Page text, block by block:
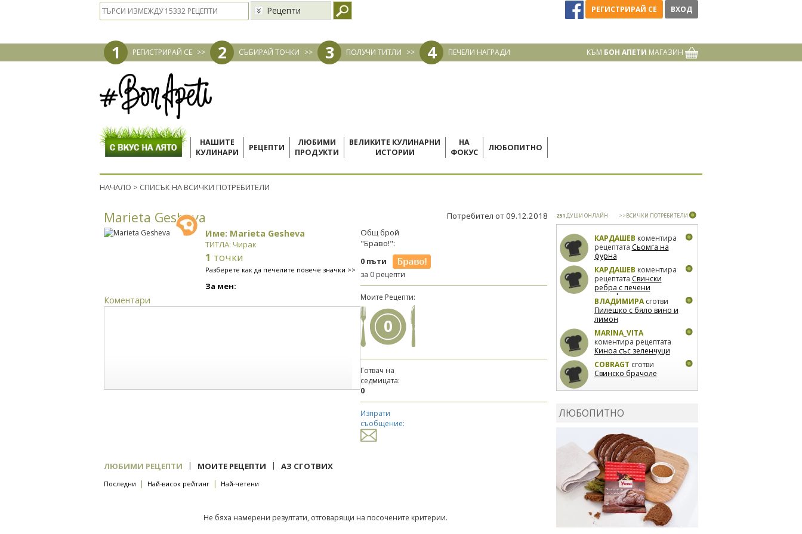
Рецепти РЕГИСТРИРАЙ СЕ ВХОД
1 РЕГИСТРИРАЙ СЕ >> 2 СЪБИРАЙ ТОЧКИ >> 3 ПОЛУЧИ ТИТЛИ >> 4 ПЕЧЕЛИ НАГРАДИ КЪМ БОН АПЕТИ МАГАЗИН
НАШИТЕ
КУЛИНАРИ
РЕЦЕПТИ
ЛЮБИМИ
ПРОДУКТИ
ВЕЛИКИТЕ КУЛИНАРНИ
ИСТОРИИ
НА
ФОКУС
ЛЮБОПИТНО
НАЧАЛО > СПИСЪК НА ВСИЧКИ ПОТРЕБИТЕЛИ
Marieta Gesheva Потребител от 09.12.2018
Име: Marieta Gesheva
ТИТЛА: Чирак
1 точки
Разберете как да печелите повече значки >>
За мен:
Коментари
Общ брой
"Браво!":
0 пъти
за 0 рецепти
Моите Рецепти:
0
Готвач на
седмицата:
0
Изпрати
съобщение:
ЛЮБИМИ РЕЦЕПТИ | МОИТЕ РЕЦЕПТИ | АЗ СГОТВИХ
Последни | Най-висок рейтинг | Най-четени
Не бяха намерени резултати, отговарящи на посочените критерии.
251 ДУШИ ОНЛАЙН >>ВСИЧКИ ПОТРЕБИТЕЛИ
КАРДАШЕВ коментира
рецептата Сьомга на
фурна
КАРДАШЕВ коментира
рецептата Свински
ребра с печени
картофи
ВЛАДИМИРАсготви
Пилешко с бяло вино и
лимон
MARINA_VITA
коментира рецептата
Киноа със зеленчуци
COBRAGT сготви
Свинско брачоле
Фокача със синьо
сирене, лук и орехи
ЛЮБОПИТНО